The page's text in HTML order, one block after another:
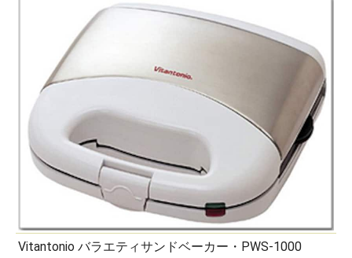
Vitantonio バラエティサンドベーカー・PWS-1000